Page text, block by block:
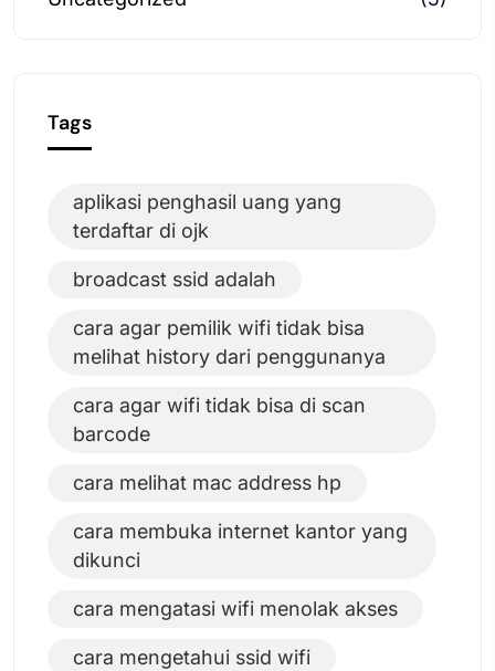
Tags
aplikasi penghasil uang yang
terdaftar di ojk
broadcast ssid adalah
cara agar pemilik wifi tidak bisa
melihat history dari penggunanya
cara agar wifi tidak bisa di scan
barcode
cara melihat mac address hp
cara membuka internet kantor yang
dikunci
cara mengatasi wifi menolak akses
cara mengetahui ssid wifi